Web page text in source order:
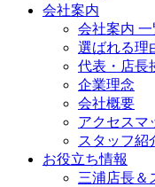
会社案内
会社案内 一
選ばれる理
代表・店長
企業理念
会社概要
アクセスマ
スタッフ紹
お役立ち情報
三浦店長